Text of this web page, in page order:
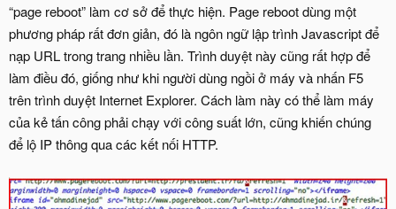
“page reboot” làm cơ sở để thực hiện. Page reboot dùng một
phương pháp rất đơn giản, đó là ngôn ngữ lập trình Javascript để
nạp URL trong trang nhiều lần. Trình duyệt này cũng rất hợp để
làm điều đó, giống như khi người dùng ngồi ở máy và nhấn F5
trên trình duyệt Internet Explorer. Cách làm này có thể làm máy
của kẻ tấn công phải chạy với công suất lớn, cũng khiến chúng
để lộ IP thông qua các kết nối HTTP.